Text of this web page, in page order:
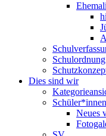
Schulordnung
Dies sind wir
Schüler*innen
Neues